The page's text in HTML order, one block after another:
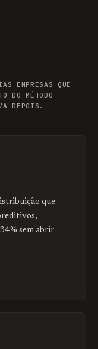
EMPRESAS QUE
DO MÉTODO
DEPOIS.
que
sem abrir